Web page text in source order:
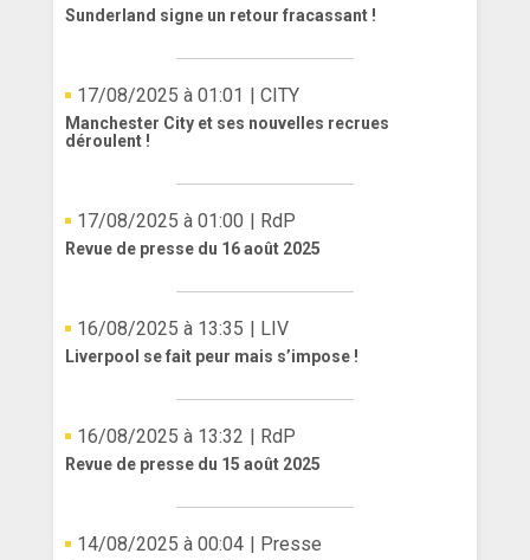
Sunderland signe un retour fracassant !
17/08/2025 à 01:01 | CITY
Manchester City et ses nouvelles recrues
déroulent !
17/08/2025 à 01:00 | RdP
Revue de presse du 16 août 2025
16/08/2025 à 13:35 | LIV
Liverpool se fait peur mais s’impose !
16/08/2025 à 13:32 | RdP
Revue de presse du 15 août 2025
14/08/2025 à 00:04 | Presse